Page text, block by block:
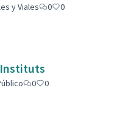
y Viales 0
0
Instituts
0
0